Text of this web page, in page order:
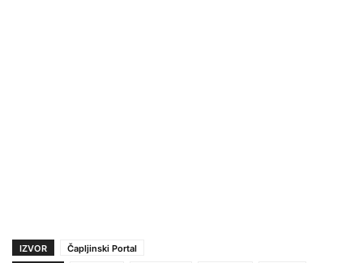
IZVOR
Čapljinski Portal